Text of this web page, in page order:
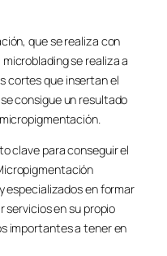
que se realiza con
se realiza a
cortes que insertan el
consigue un resultado
clave para conseguir el
especializados en formar
servicios en su propio
importantes a tener en